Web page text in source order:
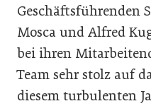
Geschäftsführenden
Mosca und Alfred
bei ihren
Team sehr stolz auf
diesem turbulenten